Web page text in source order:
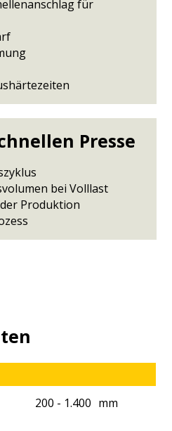
für
Presse
bei Volllast
Produktion
200 - 1.400 mm